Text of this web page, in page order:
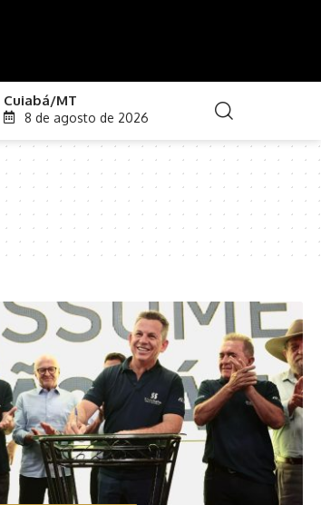
Cuiabá/MT
8 de agosto de 2026